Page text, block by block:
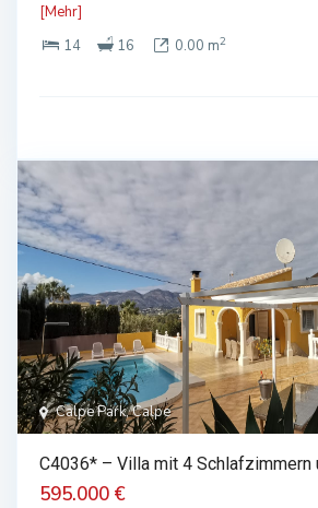
[Mehr]
14
16 0.00 m2
Calpe Park, Calpe
C4036* – Villa mit 4 Schlafzimmern
595.000 €